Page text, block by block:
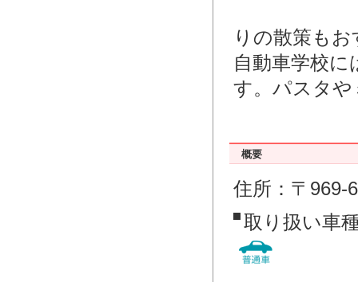
りの散策も
自動車学校
す。パスタ
概要
住所：〒969-
取り扱い車